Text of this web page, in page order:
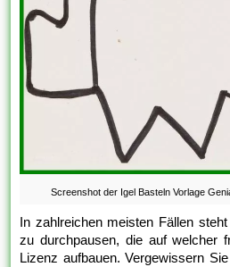
Screenshot der Igel Basteln Vorlage
In zahlreichen meisten Fällen
zu durchpausen, die auf welcher
Lizenz aufbauen. Vergewissern